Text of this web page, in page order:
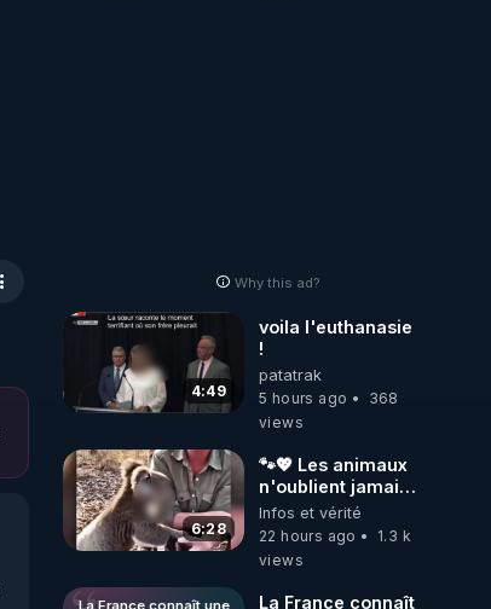
Why this ad?
4:49
voila l'euthanasie
!
patatrak
5 hours ago
368
views
6:28
🐾💖 Les animaux
n'oublient jamais
ceux qu'ils
aiment… 🥹❤️
Infos et vérité
22 hours ago
1.3 k
views
La France connaît une
La France connaît